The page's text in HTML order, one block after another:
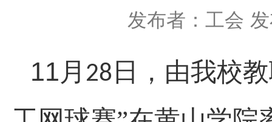
发布者：工会
11 月 28 日，由我校